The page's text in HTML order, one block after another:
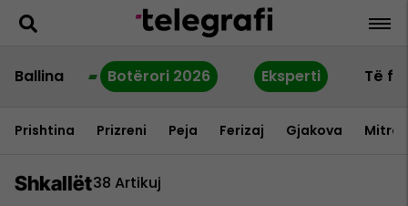
Ballina Botërori 2026 Eksperti Të
Prishtina Prizreni Peja Ferizaj Gjakova
Shkallët38 Artikuj